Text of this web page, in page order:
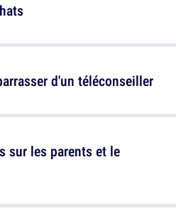
sur les parents et le
d'un téléconseiller